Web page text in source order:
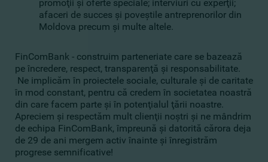
promoţii şi oferte speciale; interviuri cu experţii;
afaceri de succes şi poveştile antreprenorilor din
Moldova precum şi multe altele.
FinComBank - construim parteneriate care se bazează
pe încredere, respect, transparenţă şi responsabilitate.
Ne implicăm în proiectele sociale, culturale şi de caritate
în mod constant, pentru că credem în societatea noastră
din care facem parte şi în potenţialul ţării noastre.
Apreciem şi respectăm mult clienţii noştri şi ne mândrim
de echipa FinComBank, împreună şi datorită cărora deja
de 29 de ani mergem activ înainte şi înregistrăm
progrese semnificative!